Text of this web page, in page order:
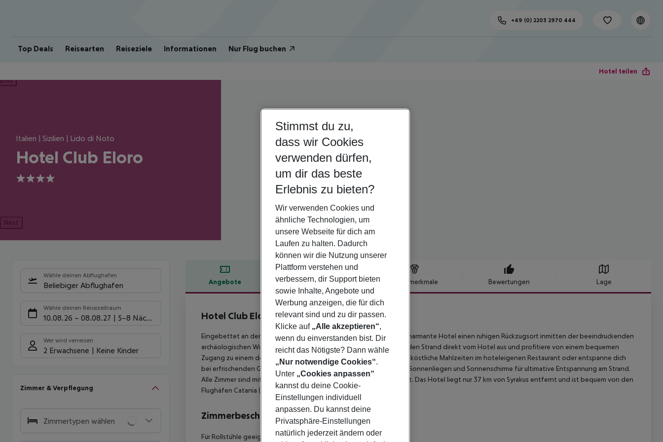
Top Deals Reisearten Reiseziele Informationen Nur Flug buchen
+49 (0) 2203 2970 444
Hotel teilen
Italien | Sizilien | Lido di Noto
Hotel Club Eloro
4
Next
Wähle deinen Abflughafen
Beliebiger Abflughafen
Wähle deinen Reisezeitraum
10.08.26 – 08.08.27 5-8 Nächte
Wer wird verreisen
2 Erwachsene Keine Kinder
Zimmer & Verpflegung
Zimmertypen wählen
Angebote Hotelbeschreibung Hotelmerkmale Bewertungen Lage
Hotelbeschreibung
Hotel Club Eloro
4
Eingebettet an den Sandstränden von Noto Marina, bietet dieses charmante Hotel einen ruhigen Rückzugsort inmitten der beeindruckenden
archäologischen Wunder Siziliens. Genieße malerische Ausblicke auf den Strand direkt vom Hotel aus und profitiere von einem bequemen
Zugang zu einem der schönsten Küstenabschnitte Siziliens. Genieße köstliche Mahlzeiten im hoteleigenen Restaurant oder entspanne dich
bei erfrischenden Getränken an der Bar. Das Hotel bietet außerdem Sonnenliegen und Sonnenschirme für ultimative Entspannung am Strand.
Alle Zimmer sind mit den wichtigsten Annehmlichkeiten ausgestattet. Das Hotel liegt nur 37 km von Syrakus entfernt und ist bequem von den
Flughäfen Catania (88 km) und Comiso (78 km) aus erreichbar.
Zimmerbeschreibung
Für Rollstühle geeignet: nein Raucherzimmer: nein
Stimmst du zu,
dass wir Cookies
verwenden dürfen,
um dir das beste
Erlebnis zu bieten?
Wir verwenden Cookies und
ähnliche Technologien, um
unsere Webseite für dich am
Laufen zu halten. Dadurch
können wir die Nutzung unserer
Plattform verstehen und
verbessern, dir Support bieten
sowie Inhalte, Angebote und
Werbung anzeigen, die für dich
relevant sind und zu dir passen.
Klicke auf „Alle akzeptieren“,
wenn du einverstanden bist. Dir
reicht das Nötigste? Dann wähle
„Nur notwendige Cookies“.
Unter „Cookies anpassen“
kannst du deine Cookie-
Einstellungen individuell
anpassen. Du kannst deine
Privatsphäre-Einstellungen
natürlich jederzeit ändern oder